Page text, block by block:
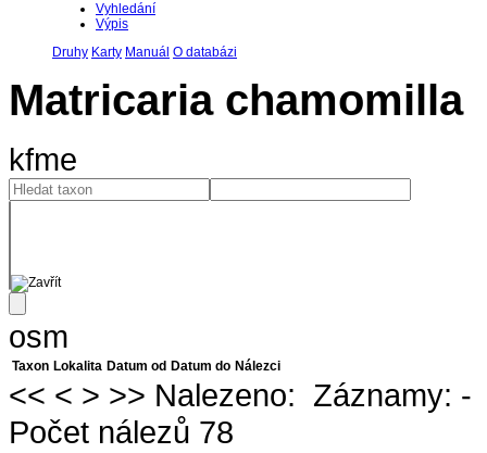
Vyhledání
Výpis
Druhy Karty Manuál O databázi
Matricaria chamomilla
kfme
osm
Taxon Lokalita Datum od Datum do Nálezci
<< < > >> Nalezeno: Záznamy: -
Počet nálezů 78